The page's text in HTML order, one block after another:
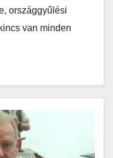
országgyűlési
van minden